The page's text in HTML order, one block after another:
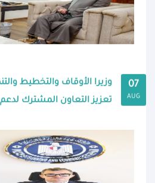
07
AUG
وزيرا الأوقاف والتخطيط
تعزيز التعاون المشترك